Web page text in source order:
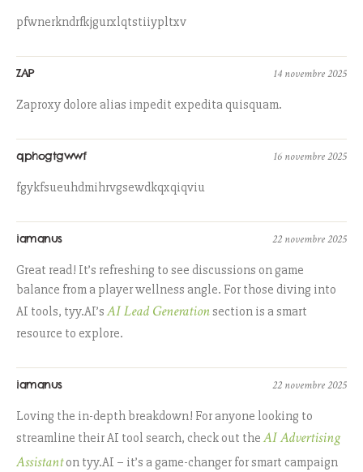
pfwnerkndrfkjgurxlqtstiiypltxv
ZAP 14 novembre 2025
Zaproxy dolore alias impedit expedita quisquam.
qphogtgwwf 16 novembre 2025
fgykfsueuhdmihrvgsewdkqxqiqviu
iamanus 22 novembre 2025
Great read! It’s refreshing to see discussions on game
balance from a player wellness angle. For those diving into
AI tools, tyy.AI’sAI Lead Generationsection is a smart
resource to explore.
iamanus 22 novembre 2025
Loving the in-depth breakdown! For anyone looking to
streamline their AI tool search, check out theAI Advertising
Assistanton tyy.AI – it’s a game-changer for smart campaign